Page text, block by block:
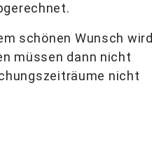
schönen Wunsch wird
müssen dann nicht
nicht